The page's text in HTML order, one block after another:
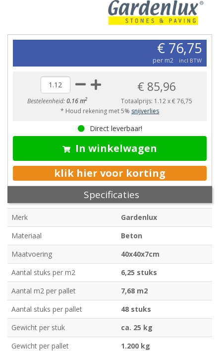
€ 76,75
per m2 incl BTW
Besteleenheid:0.16 m2
€ 85,96
Totaalprijs: 1.12x€ 76,75
* Houd rekening met 5% snijverlies
Direct leverbaar!
In winkelwagen
klik hier voor korting
Specificaties
Merk
Gardenlux
Materiaal
Beton
Maatvoering
40x40x7cm
Aantal stuks per m2
6,25 stuks
Aantal m2 per pallet
7,68 m2
Aantal stuks per pallet
48 stuks
Gewicht per stuk
ca. 25 kg
Gewicht per pallet
1.200 kg